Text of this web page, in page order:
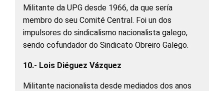
Militante da UPG desde 1966, da que sería
membro do seu Comité Central. Foi un dos
impulsores do sindicalismo nacionalista galego,
sendo cofundador do Sindicato Obreiro Galego.
10.- Lois Diéguez Vázquez
Militante nacionalista desde mediados dos anos